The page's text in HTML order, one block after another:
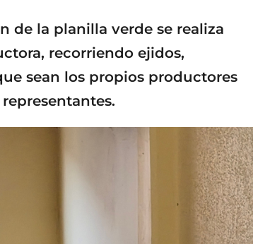
de la planilla verde se realiza
recorriendo ejidos,
sean los propios productores